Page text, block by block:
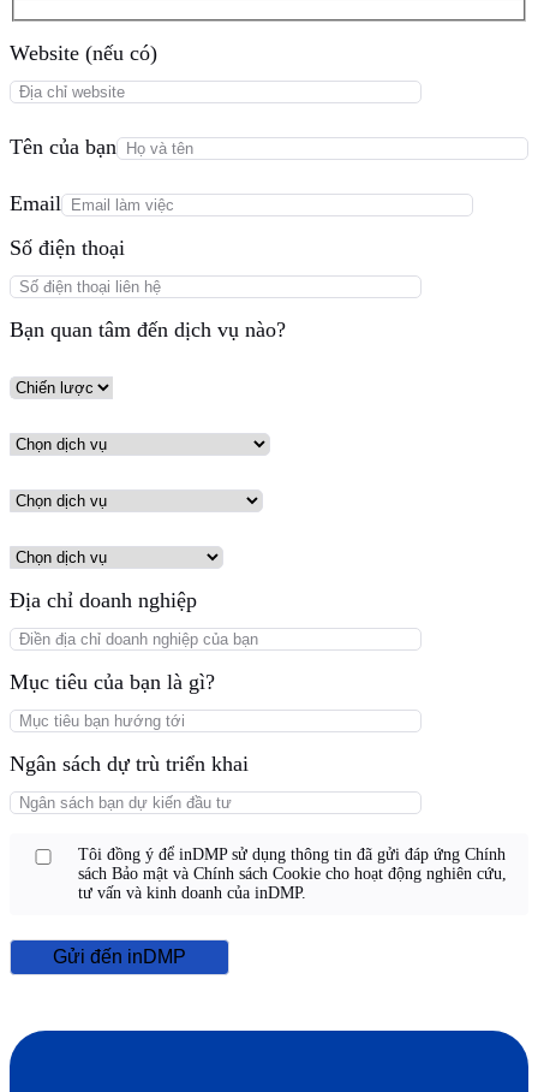
Website (nếu có)
Tên của bạn
Email
Số điện thoại
Bạn quan tâm đến dịch vụ nào?
Địa chỉ doanh nghiệp
Mục tiêu của bạn là gì?
Ngân sách dự trù triển khai
Tôi đồng ý để inDMP sử dụng thông tin đã gửi đáp ứng Chính
sách Bảo mật và Chính sách Cookie cho hoạt động nghiên cứu,
tư vấn và kinh doanh của inDMP.